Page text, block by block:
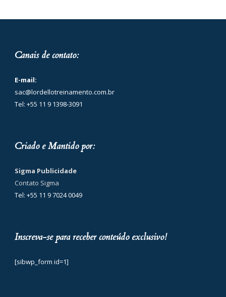
Canais de contato:
E-mail:
sac@lordellotreinamento.com.br
Tel: +55 11 9 1398-3091
Criado e Mantido por:
Sigma Publicidade
Contato Sigma
Tel: +55 11 9 7024 0049
Inscreva-se para receber conteúdo exclusivo!
[sibwp_form id=1]